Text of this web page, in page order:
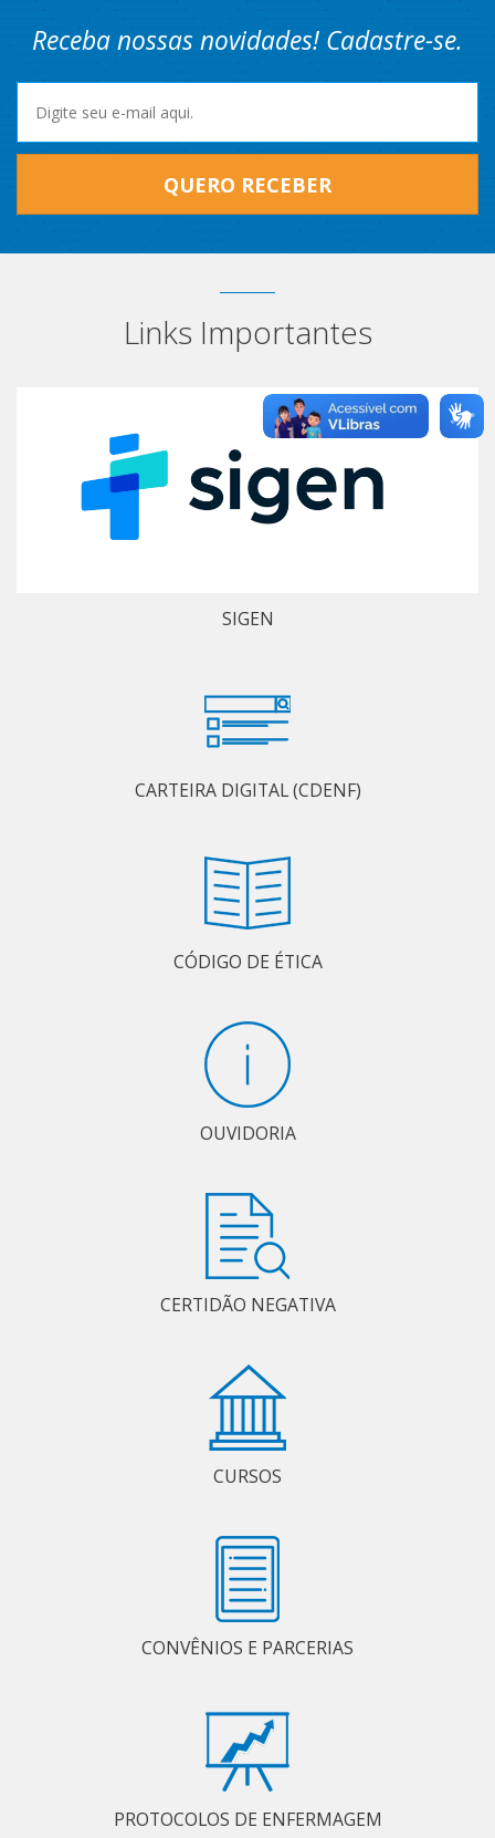
Receba nossas novidades! Cadastre-se.
QUERO RECEBER
Links Importantes
SIGEN
CARTEIRA DIGITAL (CDENF)
CÓDIGO DE ÉTICA
OUVIDORIA
CERTIDÃO NEGATIVA
CURSOS
CONVÊNIOS E PARCERIAS
PROTOCOLOS DE ENFERMAGEM